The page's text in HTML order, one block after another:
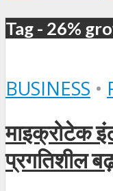
Tag - 26%
BUSINESS •
माइक्रोटेक
प्रगतिशील